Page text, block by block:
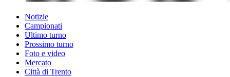
Notizie
Campionati
Ultimo turno
Prossimo turno
Foto e video
Mercato
Città di Trento